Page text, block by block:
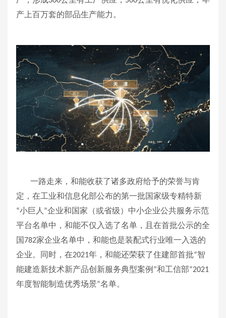
产上百万套的部品生产能力。
一路走来，和能收获了诸多政府给予的荣誉与肯
定，在工业和信息化部公布的第一批国家级专精特新
“小巨人 ”企业和国家（或省级）中小企业公共服务示范
平台名单中，和能不仅入选了名单，且在首批公示的全
国 782家企业名单中，和能也是装配式行业唯一入选的
企业。同时，在2021年，和能还荣获了住建部首批“智
能建造新技术新产品创新服务典型案例 ”和工信部“2021
年度智能制造优秀场景”名单。